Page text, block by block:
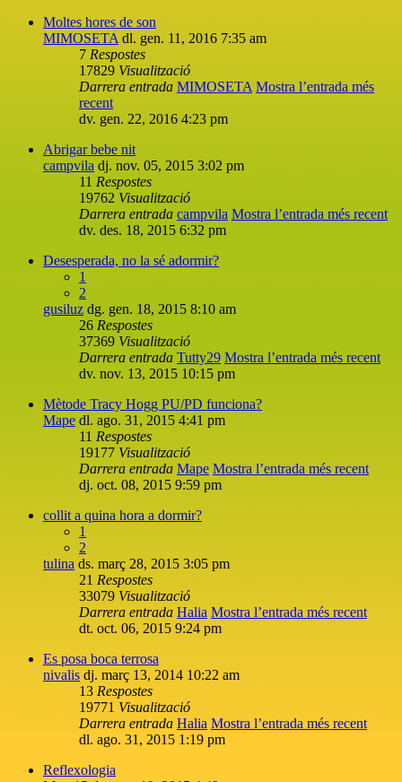
Moltes hores de son
MIMOSETA dl. gen. 11, 2016 7:35 am
7 Respostes
17829 Visualització
Darrera entrada MIMOSETA Mostra l’entrada més
recent
dv. gen. 22, 2016 4:23 pm
Abrigar bebe nit
campvila dj. nov. 05, 2015 3:02 pm
11 Respostes
19762 Visualització
Darrera entrada campvila Mostra l’entrada més recent
dv. des. 18, 2015 6:32 pm
Desesperada, no la sé adormir?
1
2
gusiluz dg. gen. 18, 2015 8:10 am
26 Respostes
37369 Visualització
Darrera entrada Tutty29 Mostra l’entrada més recent
dv. nov. 13, 2015 10:15 pm
Mètode Tracy Hogg PU/PD funciona?
Mape dl. ago. 31, 2015 4:41 pm
11 Respostes
19177 Visualització
Darrera entrada Mape Mostra l’entrada més recent
dj. oct. 08, 2015 9:59 pm
collit a quina hora a dormir?
1
2
tulina ds. març 28, 2015 3:05 pm
21 Respostes
33079 Visualització
Darrera entrada Halia Mostra l’entrada més recent
dt. oct. 06, 2015 9:24 pm
Es posa boca terrosa
nivalis dj. març 13, 2014 10:22 am
13 Respostes
19771 Visualització
Darrera entrada Halia Mostra l’entrada més recent
dl. ago. 31, 2015 1:19 pm
Reflexologia